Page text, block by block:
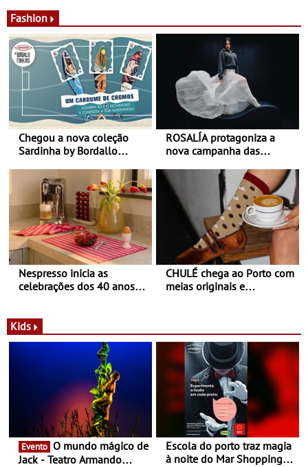
Fashion
Chegou a nova coleção
Sardinha by Bordallo
ROSALÍA protagoniza a
nova campanha das
Balance
Nespresso inicia as
celebrações dos 40 anos
Novas - Edição limitada
Nespresso x Torres Novas
CHULÉ chega ao Porto com
meias originais e
Shopping
Kids
Evento
Jack - Teatro Armando
Escola do porto traz magia
à noite do Mar Shopping